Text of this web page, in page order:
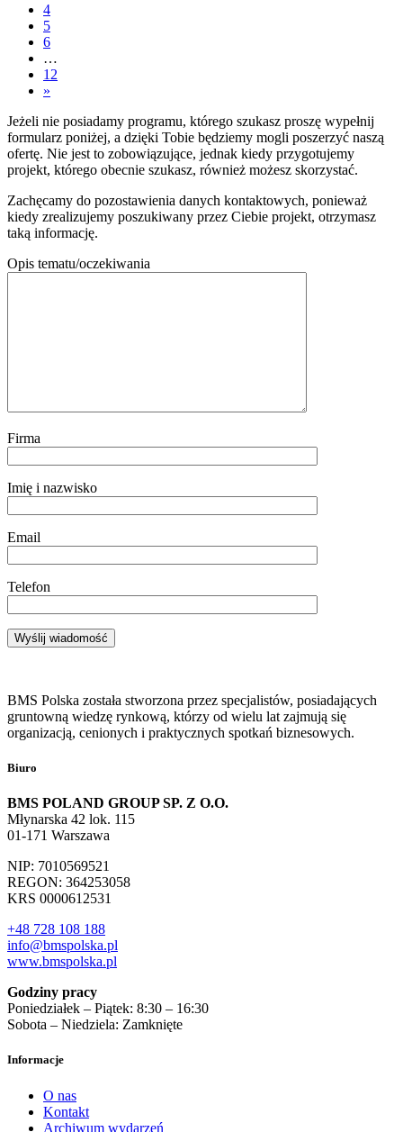
4
5
6
…
12
»
Jeżeli nie posiadamy programu, którego szukasz proszę wypełnij
formularz poniżej, a dzięki Tobie będziemy mogli poszerzyć naszą
ofertę. Nie jest to zobowiązujące, jednak kiedy przygotujemy
projekt, którego obecnie szukasz, również możesz skorzystać.
Zachęcamy do pozostawienia danych kontaktowych, ponieważ
kiedy zrealizujemy poszukiwany przez Ciebie projekt, otrzymasz
taką informację.
Opis tematu/oczekiwania
Firma
Imię i nazwisko
Email
Telefon
BMS Polska została stworzona przez specjalistów, posiadających
gruntowną wiedzę rynkową, którzy od wielu lat zajmują się
organizacją, cenionych i praktycznych spotkań biznesowych.
Biuro
BMS POLAND GROUP SP. Z O.O.
Młynarska 42 lok. 115
01-171 Warszawa
NIP: 7010569521
REGON: 364253058
KRS 0000612531
+48 728 108 188
info@bmspolska.pl
www.bmspolska.pl
Godziny pracy
Poniedziałek – Piątek: 8:30 – 16:30
Sobota – Niedziela: Zamknięte
Informacje
O nas
Kontakt
Archiwum wydarzeń